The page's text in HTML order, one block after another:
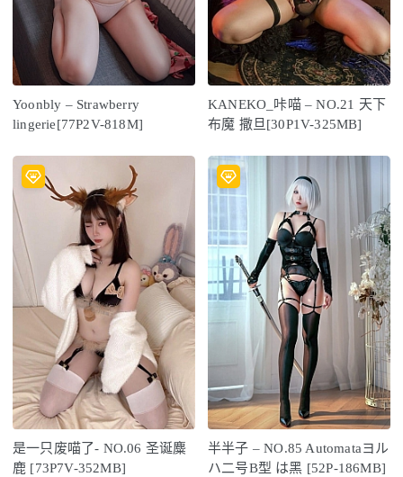
Yoonbly – Strawberry
lingerie[77P2V-818M]
KANEKO_咔喵 – NO.21 天下
布魔 撒旦[30P1V-325MB]
是一只废喵了- NO.06 圣诞麋
鹿 [73P7V-352MB]
半半子 – NO.85 Automataヨル
ハ二号B型 は黑 [52P-186MB]